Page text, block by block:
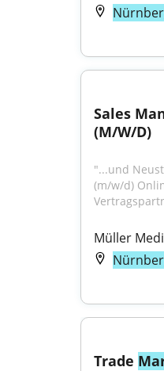
Sales
(M/W/D)
"...und
(m/w/d)
Müller
Trade